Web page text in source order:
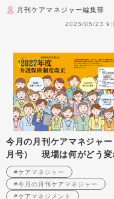
月刊ケアマネジャー編集部
2025/05/23
今月の月刊ケアマネジャー
月号） 現場は何がどう変
る? 速報! 2027年度介護
制度改正
#ケアマネジャー
#今月の月刊ケアマネジャー
#ケアマネジメント